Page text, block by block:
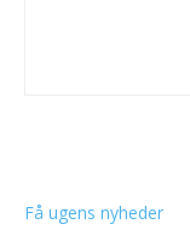
Få ugens nyheder